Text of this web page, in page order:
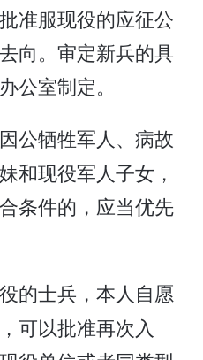
准服现役的应征公
向。审定新兵的具
公室制定。
公牺牲军人、病故
和现役军人子女，
条件的，应当优先
的士兵，本人自愿
可以批准再次入